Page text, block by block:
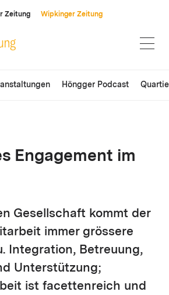
Zeitung Wipkinger Zeitung
Höngger Podcast
Engagement im
Gesellschaft kommt der
immer grössere
Integration, Betreuung,
Unterstützung;
ist facettenreich und